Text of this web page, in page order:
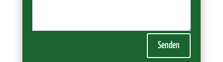
Senden